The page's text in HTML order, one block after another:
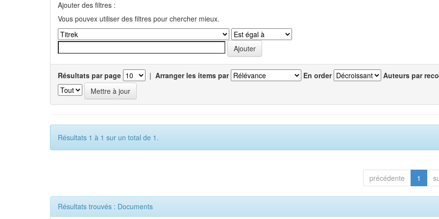
Ajouter des filtres :
Vous pouvex utiliser des filtres pour chercher mieux.
Résultats par page | Arranger les items par En order Auteurs par
Résultats 1 à 1 sur un total de 1.
précédente 1
Résultats trouvés : Documents